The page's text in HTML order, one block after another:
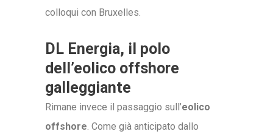
colloqui con Bruxelles.
DL Energia, il polo
dell’eolico offshore
galleggiante
Rimane invece il passaggio sull’eolico
offshore. Come già anticipato dallo